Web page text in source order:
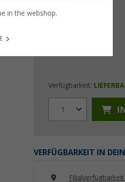
Verfügbarkeit:
1
VERFÜGBARKEIT IN
in the webshop.